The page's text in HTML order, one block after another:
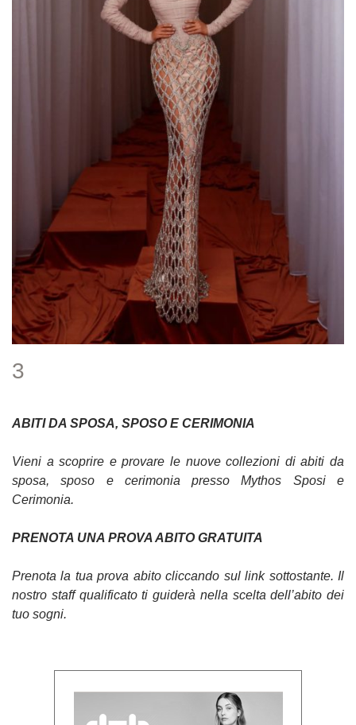
3
ABITI DA SPOSA, SPOSO E CERIMONIA
Vieni a scoprire e provare le nuove collezioni di abiti da
sposa, sposo e cerimonia presso Mythos Sposi e
Cerimonia.
PRENOTA UNA PROVA ABITO GRATUITA
Prenota la tua prova abito cliccando sul link sottostante. Il
nostro staff qualificato ti guiderà nella scelta dell’abito dei
tuo sogni.